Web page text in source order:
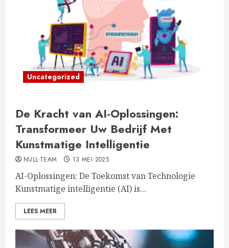
Uncategorized
De Kracht van AI-Oplossingen:
Transformeer Uw Bedrijf Met
Kunstmatige Intelligentie
NULL-TEAM 13 MEI 2025
AI-Oplossingen: De Toekomst van Technologie
Kunstmatige intelligentie (AI) is...
LEES MEER